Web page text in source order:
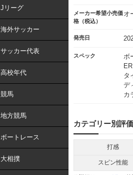
Jリーグ
海外サッカー
サッカー代表
高校年代
競馬
地方競馬
ボートレース
大相撲
メーカー希望小売価
格（税込）
オ
発売日
スペック
ボ
タ
デ
カ
カテゴリー別評価
打感
スピン性能